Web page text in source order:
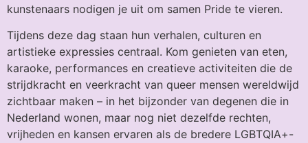
kunstenaars nodigen je uit om samen Pride te vieren.
Tijdens deze dag staan hun verhalen, culturen en
artistieke expressies centraal. Kom genieten van eten,
karaoke, performances en creatieve activiteiten die de
strijdkracht en veerkracht van queer mensen wereldwijd
zichtbaar maken – in het bijzonder van degenen die in
Nederland wonen, maar nog niet dezelfde rechten,
vrijheden en kansen ervaren als de bredere LGBTQIA+-